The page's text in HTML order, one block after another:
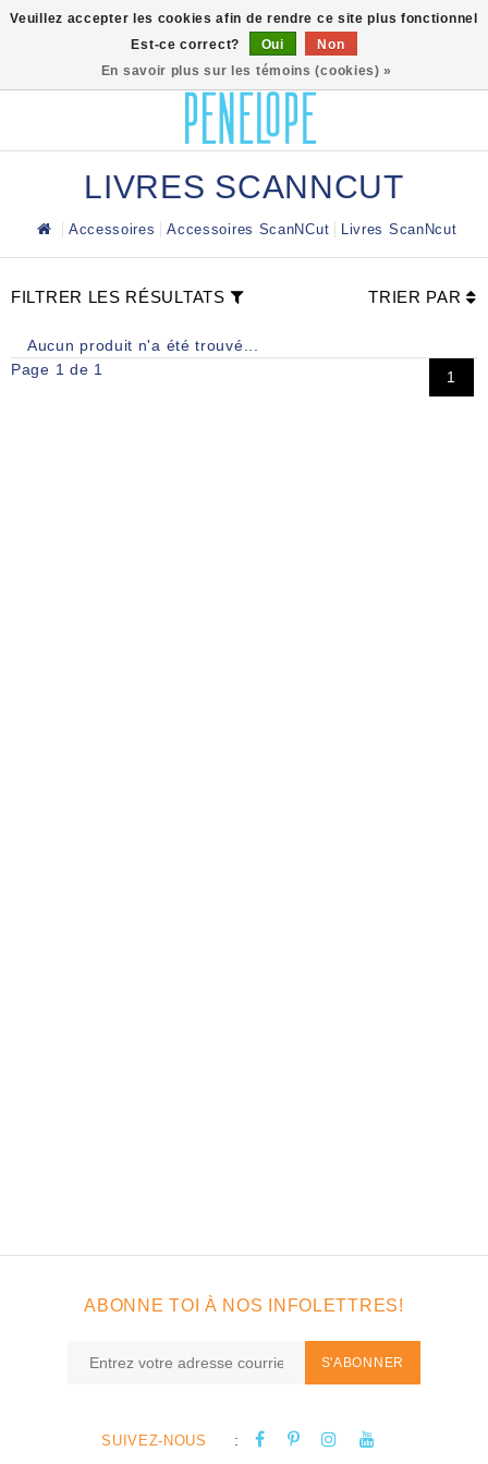
LIVRES SCANNCUT
Accessoires Accessoires ScanNCut Livres ScanNcut
FILTRER LES RÉSULTATS TRIER PAR
Aucun produit n'a été trouvé...
Page 1 de 1
1
ABONNE TOI À NOS INFOLETTRES!
S'ABONNER
SUIVEZ-NOUS :
Veuillez accepter les cookies afin de rendre ce site plus fonctionnel
Est-ce correct?
Oui
Non
En savoir plus sur les témoins (cookies) »